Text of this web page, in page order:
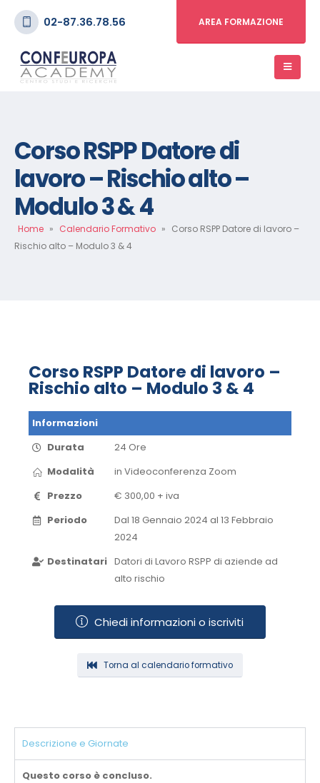
02-87.36.78.56 AREA FORMAZIONE
Corso RSPP Datore di
lavoro – Rischio alto –
Modulo 3 & 4
Home » Calendario Formativo » Corso RSPP Datore di lavoro –
Rischio alto – Modulo 3 & 4
Corso RSPP Datore di lavoro –
Rischio alto – Modulo 3 & 4
Informazioni
Durata
24 Ore
Modalità
in Videoconferenza​ Zoom​
Prezzo
€ 300,00 + iva
Periodo
Dal 18 Gennaio 2024 al 13 Febbraio
2024​
Destinatari Datori di Lavoro RSPP di aziende ad
alto rischio
Chiedi informazioni o iscriviti
Torna al calendario formativo
Descrizione e Giornate
Questo corso è concluso.